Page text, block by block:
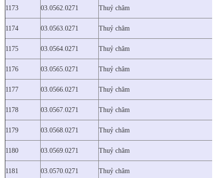
1173 03.0562.0271 Thuỷ châm
1174 03.0563.0271 Thuỷ châm
1175 03.0564.0271 Thuỷ châm
1176 03.0565.0271 Thuỷ châm
1177 03.0566.0271 Thuỷ châm
1178 03.0567.0271 Thuỷ châm
1179 03.0568.0271 Thuỷ châm
1180 03.0569.0271 Thuỷ châm
1181 03.0570.0271 Thuỷ châm